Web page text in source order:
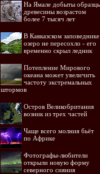
На Ямале добыты
древесины возрастом
более 7 тысяч лет
В Кавказском заповеднике
озеро не пересохло - его
временно скрыл ледник
Потепление Мирового
океана может увеличить
частоту экстремальных
штормов
Остров Великобритания
возник из трех частей
Чаще всего молния бьёт
по Африке
Фотографы-любители
открыли новую форму
северного сияния